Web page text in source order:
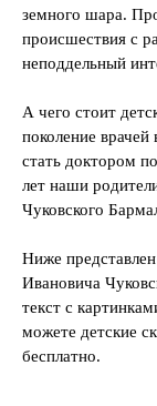
земного шара.
происшествия с
неподдельный
А чего стоит
поколение
стать доктором
лет наши
Чуковского
Ниже
Ивановича
текст с
можете детские
бесплатно.